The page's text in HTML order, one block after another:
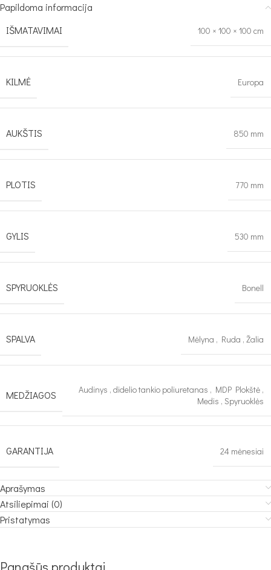
Papildoma informacija
IŠMATAVIMAI
100 × 100 × 100 cm
KILMĖ Europa
AUKŠTIS 850 mm
PLOTIS 770 mm
GYLIS 530 mm
SPYRUOKLĖS Bonell
SPALVA Mėlyna , Ruda , Žalia
MEDŽIAGOS Audinys , didelio tankio poliuretanas , MDP Plokštė ,
Medis , Spyruoklės
GARANTIJA 24 mėnesiai
Aprašymas
Atsiliepimai (0)
Pristatymas